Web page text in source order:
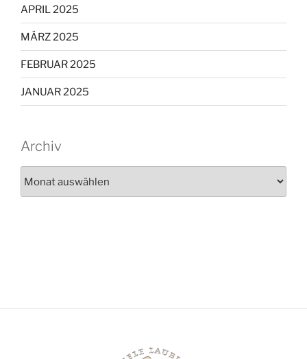
APRIL 2025
MÄRZ 2025
FEBRUAR 2025
JANUAR 2025
Archiv